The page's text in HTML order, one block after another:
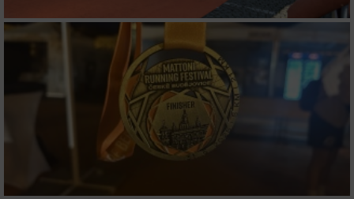
Notwendig
Performance